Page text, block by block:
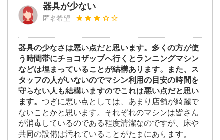
器具が少ない
匿名希望
器具の少なさは悪い点だと思います。多くの方が使
う時間帯にチョコザップへ行くとランニングマシン
などは埋まっていることが結構あります。また、ス
タッフの人がいないのでマシン利用の目安の時間を
守らない人も結構いますのでこれは悪い点だと思い
ます。 つぎに悪い点としては、あまり店舗が綺麗で
ないことかと思います。それぞれのマシンは皆さん
が消毒しているのである程度清潔なのですが、床や
共同の設備は汚れていることがたまにあります。